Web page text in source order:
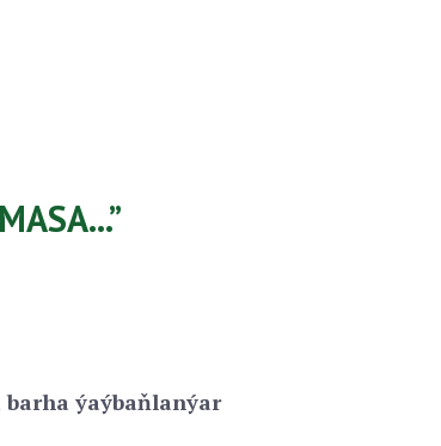
ýaýbaňlanýar